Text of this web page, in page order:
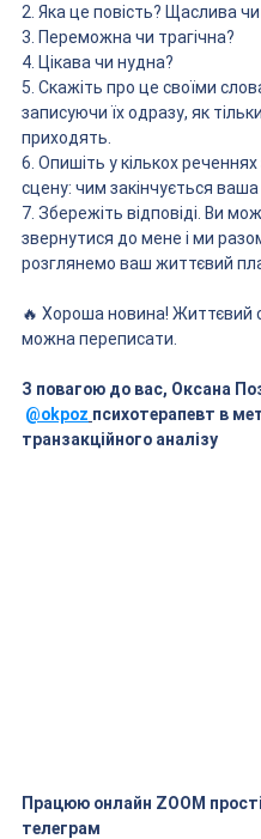
2. Яка це повість? Щаслива
3. Переможна чи трагічна?
4. Цікава чи нудна?
5. Скажіть про це своїми
записуючи їх одразу, як
приходять.
6. Опишіть у кількох
сцену: чим закінчується ваша
7. Збережіть відповіді. Ви
звернутися до мене і ми
розглянемо ваш життєвий
🔥 Хороша новина! Життєвий
можна переписати.
З повагою до вас, Оксана
@okpoz психотерапевт в
транзакційного аналізу
Працюю онлайн ZOOM
телеграм